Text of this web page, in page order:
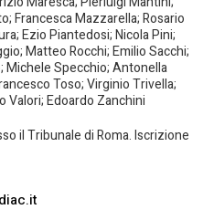
Francesca Mazzarella; Rosario
Ezio Piantedosi; Nicola Pini;
Matteo Rocchi; Emilio Sacchi;
Michele Specchio; Antonella
Toso; Virginio Trivella;
Valori; Edoardo Zanchini
il Tribunale di Roma. Iscrizione